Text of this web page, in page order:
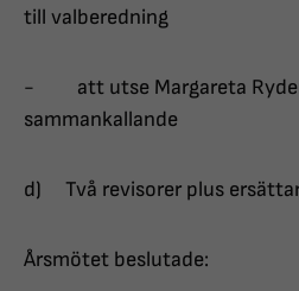
till valberedning
- att utse Margareta
sammankallande
d) Två revisorer plus
Årsmötet beslutade: